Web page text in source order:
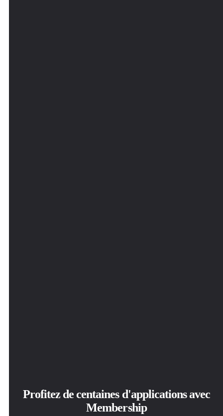
Profitez de centaines d'applications avec
Membership